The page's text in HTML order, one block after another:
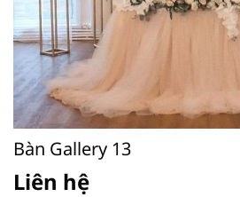
Bàn Gallery 13
Liên hệ